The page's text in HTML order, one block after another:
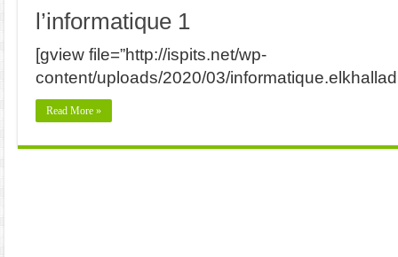
l’informatique 1
[gview file=”http://ispits.net/wp-
content/uploads/2020/03/
Read More »